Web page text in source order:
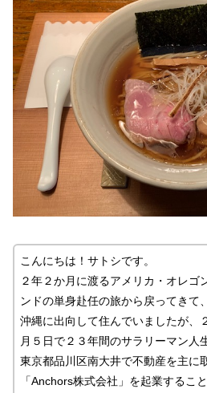
こんにちは！サトシです。
２年２か月に渡るアメリカ・オレゴ
ンドの単身赴任の旅から戻ってきて
沖縄に出向して住んでいましたが、
月５日で２３年間のサラリーマン人
東京都品川区南大井で不動産を主に
「Anchors株式会社」を起業するこ